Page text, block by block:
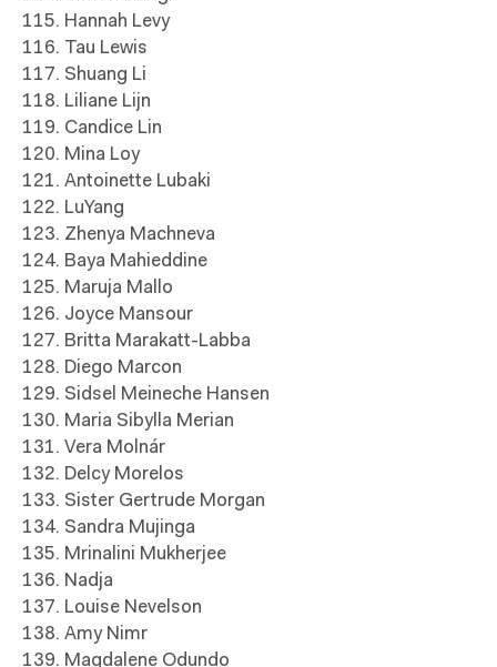
115. Hannah Levy
116. Tau Lewis
117. Shuang Li
118. Liliane Lijn
119. Candice Lin
120. Mina Loy
121. Antoinette Lubaki
122. LuYang
123. Zhenya Machneva
124. Baya Mahieddine
125. Maruja Mallo
126. Joyce Mansour
127. Britta Marakatt-Labba
128. Diego Marcon
129. Sidsel Meineche Hansen
130. Maria Sibylla Merian
131. Vera Molnár
132. Delcy Morelos
133. Sister Gertrude Morgan
134. Sandra Mujinga
135. Mrinalini Mukherjee
136. Nadja
137. Louise Nevelson
138. Amy Nimr
139. Magdalene Odundo